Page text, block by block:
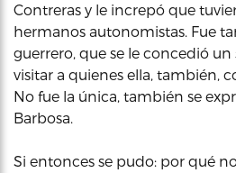
Contreras y le increpó que
hermanos autonomistas. Fue
guerrero, que se le concedió
visitar a quienes ella, también,
No fue la única, también se
Barbosa.
Si entonces se pudo: por qué